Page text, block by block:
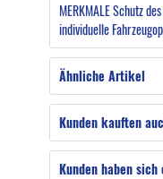
MERKMALE Schutz
individuelle
Ähnliche Artikel
Kunden kauften
Kunden haben